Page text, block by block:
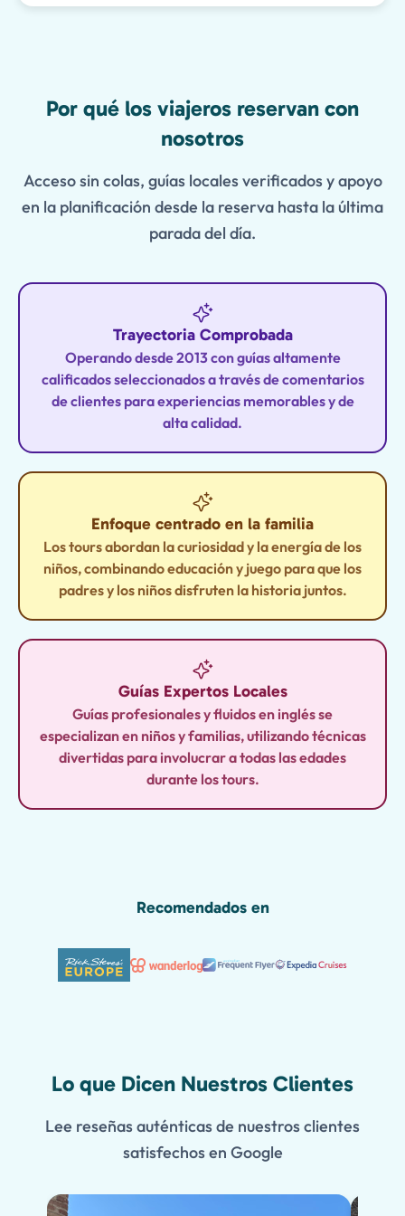
FeaturesPor qué los viajeros reservan con
nosotros
Acceso sin colas, guías locales verificados y apoyo
en la planificación desde la reserva hasta la última
parada del día.
Trayectoria Comprobada
Operando desde 2013 con guías altamente
calificados seleccionados a través de comentarios
de clientes para experiencias memorables y de
alta calidad.
Enfoque centrado en la familia
Los tours abordan la curiosidad y la energía de los
niños, combinando educación y juego para que los
padres y los niños disfruten la historia juntos.
Guías Expertos Locales
Guías profesionales y fluidos en inglés se
especializan en niños y familias, utilizando técnicas
divertidas para involucrar a todas las edades
durante los tours.
Recomendados en
Lo que Dicen Nuestros Clientes
Lee reseñas auténticas de nuestros clientes
satisfechos en Google